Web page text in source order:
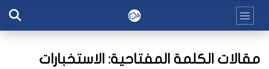
مقالات الكلمة المفتاحية: الاستخبارات